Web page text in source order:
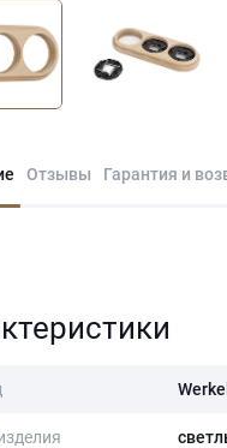
Отзывы Гарантия и
Werkel